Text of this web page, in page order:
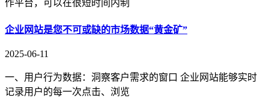
作平台，可以在很短时间内制
企业网站是您不可或缺的市场数据“黄金矿”
2025-06-11
一、用户行为数据：洞察客户需求的窗口 企业网站能够实时
记录用户的每一次点击、浏览